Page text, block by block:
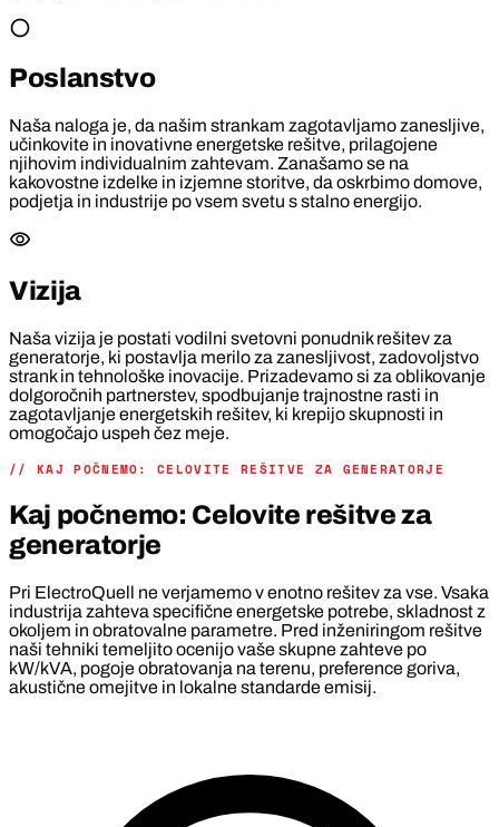
Poslanstvo
Naša naloga je, da našim strankam zagotavljamo zanesljive,
učinkovite in inovativne energetske rešitve, prilagojene
njihovim individualnim zahtevam. Zanašamo se na
kakovostne izdelke in izjemne storitve, da oskrbimo domove,
podjetja in industrije po vsem svetu s stalno energijo.
Vizija
Naša vizija je postati vodilni svetovni ponudnik rešitev za
generatorje, ki postavlja merilo za zanesljivost, zadovoljstvo
strank in tehnološke inovacije. Prizadevamo si za oblikovanje
dolgoročnih partnerstev, spodbujanje trajnostne rasti in
zagotavljanje energetskih rešitev, ki krepijo skupnosti in
omogočajo uspeh čez meje.
// KAJ POČNEMO: CELOVITE REŠITVE ZA GENERATORJE
Kaj počnemo: Celovite rešitve za
generatorje
Pri ElectroQuell ne verjamemo v enotno rešitev za vse. Vsaka
industrija zahteva specifične energetske potrebe, skladnost z
okoljem in obratovalne parametre. Pred inženiringom rešitve
naši tehniki temeljito ocenijo vaše skupne zahteve po
kW/kVA, pogoje obratovanja na terenu, preference goriva,
akustične omejitve in lokalne standarde emisij.